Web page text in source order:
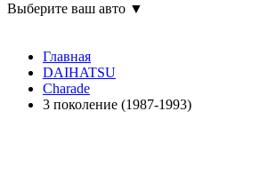
Выберите ваш авто ▼
Главная
DAIHATSU
Charade
3 поколение (1987-1993)